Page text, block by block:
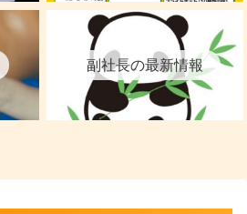
副社長の最新情報